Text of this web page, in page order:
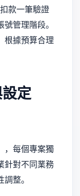
款一筆驗證
管理階段。
根據預算合理
定
，每個專案獨
針對不同業務
整。